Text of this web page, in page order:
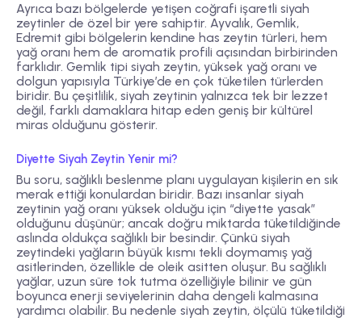
Ayrıca bazı bölgelerde yetişen coğrafi işaretli siyah
zeytinler de özel bir yere sahiptir. Ayvalık, Gemlik,
Edremit gibi bölgelerin kendine has zeytin türleri, hem
yağ oranı hem de aromatik profili açısından birbirinden
farklıdır. Gemlik tipi siyah zeytin, yüksek yağ oranı ve
dolgun yapısıyla Türkiye’de en çok tüketilen türlerden
biridir. Bu çeşitlilik, siyah zeytinin yalnızca tek bir lezzet
değil, farklı damaklara hitap eden geniş bir kültürel
miras olduğunu gösterir.
Diyette Siyah Zeytin Yenir mi?
Bu soru, sağlıklı beslenme planı uygulayan kişilerin en sık
merak ettiği konulardan biridir. Bazı insanlar siyah
zeytinin yağ oranı yüksek olduğu için “diyette yasak”
olduğunu düşünür; ancak doğru miktarda tüketildiğinde
aslında oldukça sağlıklı bir besindir. Çünkü siyah
zeytindeki yağların büyük kısmı tekli doymamış yağ
asitlerinden, özellikle de oleik asitten oluşur. Bu sağlıklı
yağlar, uzun süre tok tutma özelliğiyle bilinir ve gün
boyunca enerji seviyelerinin daha dengeli kalmasına
yardımcı olabilir. Bu nedenle siyah zeytin, ölçülü tüketildiği